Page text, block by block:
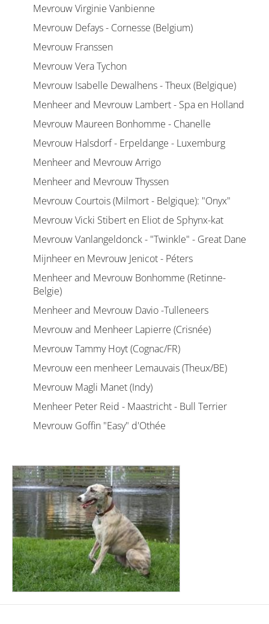
Mevrouw Virginie Vanbienne
Mevrouw Defays - Cornesse (Belgium)
Mevrouw Franssen
Mevrouw Vera Tychon
Mevrouw Isabelle Dewalhens - Theux (Belgique)
Menheer and Mevrouw Lambert - Spa en Holland
Mevrouw Maureen Bonhomme - Chanelle
Mevrouw Halsdorf - Erpeldange - Luxemburg
Menheer and Mevrouw Arrigo
Menheer and Mevrouw Thyssen
Mevrouw Courtois (Milmort - Belgique): "Onyx"
Mevrouw Vicki Stibert en Eliot de Sphynx-kat
Mevrouw Vanlangeldonck - "Twinkle" - Great Dane
Mijnheer en Mevrouw Jenicot - Péters
Menheer and Mevrouw Bonhomme (Retinne-
Belgie)
Menheer and Mevrouw Davio -Tulleneers
Mevrouw and Menheer Lapierre (Crisnée)
Mevrouw Tammy Hoyt (Cognac/FR)
Mevrouw een menheer Lemauvais (Theux/BE)
Mevrouw Magli Manet (Indy)
Menheer Peter Reid - Maastricht - Bull Terrier
Mevrouw Goffin "Easy" d'Othée